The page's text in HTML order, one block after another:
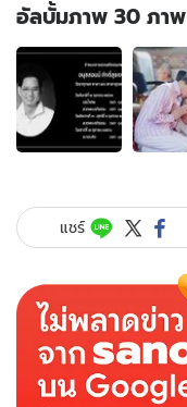
อัลบั้มภาพ 30 ภาพ
อัลบั้ม
ภาพ
30
ภาพ
ของ
"พ่อ
อนุ
สอน
น์"
สถาปนิก
แชร์